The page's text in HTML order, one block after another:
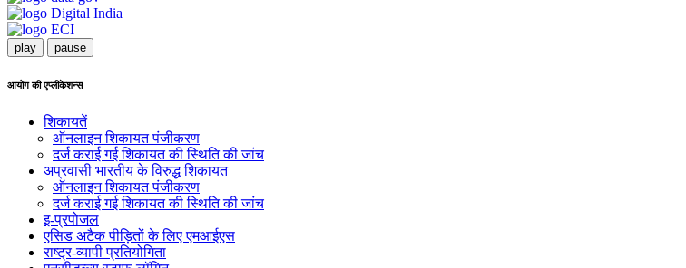
play pause
आयोग की एप्लीकेशन्स
शिकायतें
ऑनलाइन शिकायत पंजीकरण
दर्ज कराई गई शिकायत की स्थिति की जांच
अप्रवासी भारतीय के विरुद्ध शिकायत
ऑनलाइन शिकायत पंजीकरण
दर्ज कराई गई शिकायत की स्थिति की जांच
इ-प्रपोजल
एसिड अटैक पीड़ितों के लिए एमआईएस
राष्ट्र-व्यापी प्रतियोगिता